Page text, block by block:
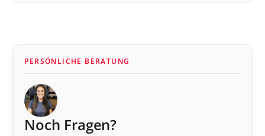
PERSÖNLICHE BERATUNG
Noch Fragen?